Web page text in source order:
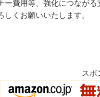
ー費用等、強化につなが
くお願いいたします。
スポ